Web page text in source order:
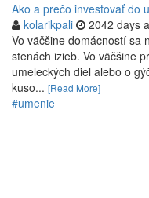
Ako a prečo investovať do
kolarikpali
2042 days
Vo väčšine domácností sa
stenách izieb. Vo väčšine
umeleckých diel alebo o
kuso... [Read More]
#umenie